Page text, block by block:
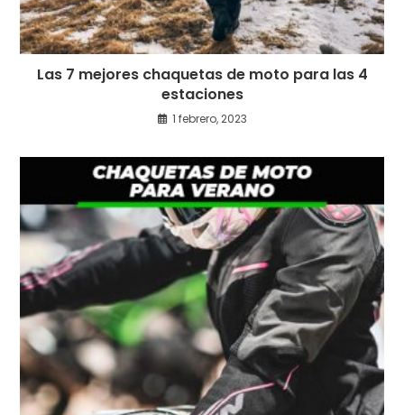
Las 7 mejores chaquetas de moto para las 4
estaciones
1 febrero, 2023